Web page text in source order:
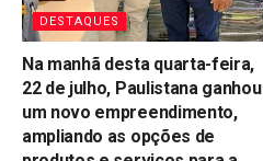
DESTAQUES
Na manhã desta quarta-feira,
22 de julho, Paulistana ganhou
um novo empreendimento,
ampliando as opções de